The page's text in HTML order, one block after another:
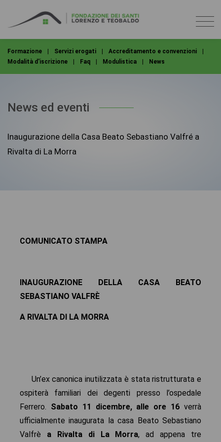
Formazione | Servizi erogati | Accreditamento e convenzioni
|
Modalità d'iscrizione
| Faq | Modulistica | News
News ed eventi
Inaugurazione della Casa Beato Sebastiano Valfré a
Rivalta di La Morra
COMUNICATO STAMPA
INAUGURAZIONE DELLA CASA BEATO
SEBASTIANO VALFRÈ
A RIVALTA DI LA MORRA
Un’ex canonica inutilizzata è stata ristrutturata e
ospiterà familiari dei degenti presso l’ospedale
Ferrero. Sabato 11 dicembre, alle ore 16 verrà
ufficialmente inaugurata la casa Beato Sebastiano
Valfrè a Rivalta di La Morra, ad appena tre